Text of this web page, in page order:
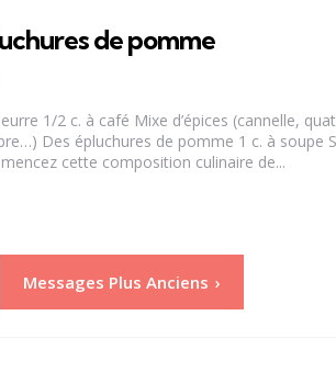
de pomme
1/2 c. à café Mixe d’épices (cannelle,
Des épluchures de pomme 1 c. à soupe
cette composition culinaire de...
Messages Plus Anciens